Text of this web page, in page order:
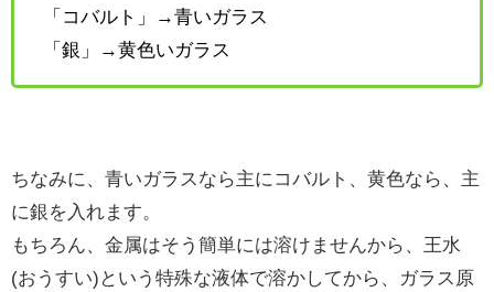
「コバルト」→青いガラス
「銀」→黄色いガラス
ちなみに、青いガラスなら主にコバルト、黄色なら、主
に銀を入れます。
もちろん、金属はそう簡単には溶けませんから、王水
(おうすい)という特殊な液体で溶かしてから、ガラス原